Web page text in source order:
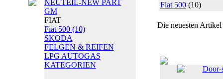
NEUTEIL-NEW PART
GM
FIAT
Fiat 500 (10)
SKODA
FELGEN & REIFEN
LPG AUTOGAS
KATEGORIEN
Fiat 500 (10)
Die neuesten
Door-